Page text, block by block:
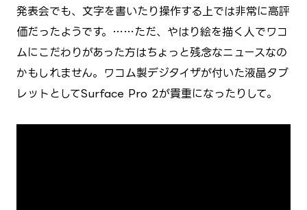
発表会でも、文字を書いたり操作する上では非常に高評
価だったようです。……ただ、やはり絵を描く人でワコ
ムにこだわりがあった方はちょっと残念なニュースなの
かもしれません。ワコム製デジタイザが付いた液晶タブ
レットとしてSurface Pro 2が貴重になったりして。